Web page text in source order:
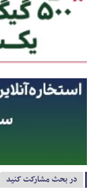
در بحث مشارکت کنید